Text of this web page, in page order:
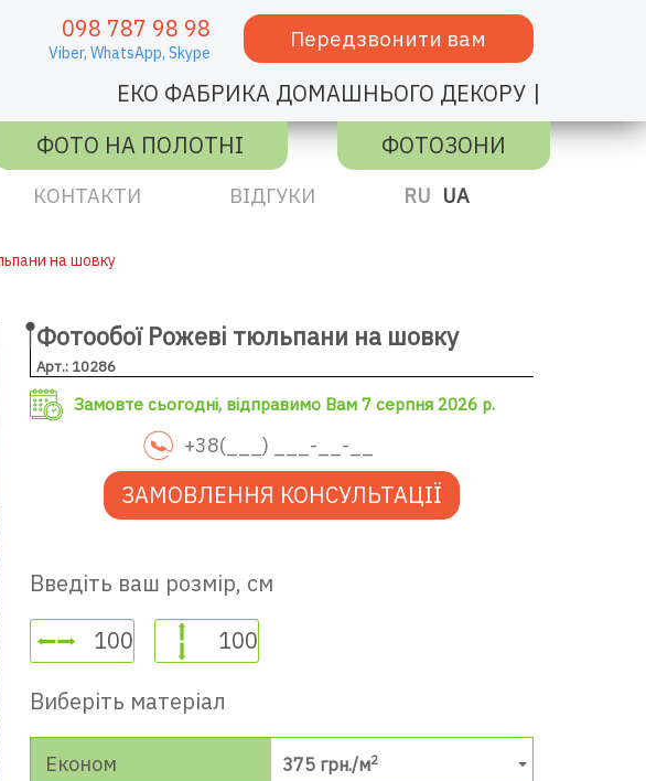
098 787 98 98
Viber, WhatsApp, Skype
Передзвонити вам
ЕКО ФАБРИКА ДОМАШНЬОГО ДЕКОРУ |
ФОТО НА ПОЛОТНІ ФОТОЗОНИ
КОНТАКТИ ВІДГУКИ RU UA
на шовку
Фотообої Рожеві тюльпани на шовку
Арт.: 10286
Замовте сьогодні, відправимо Вам 7 серпня 2026 р.
ЗАМОВЛЕННЯ КОНСУЛЬТАЦІЇ
Введіть ваш розмір, см
Виберіть матеріал
Економ 375 грн./м2